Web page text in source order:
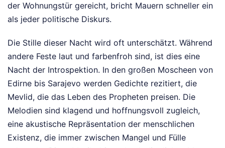
der Wohnungstür gereicht, bricht Mauern schneller ein
als jeder politische Diskurs.
Die Stille dieser Nacht wird oft unterschätzt. Während
andere Feste laut und farbenfroh sind, ist dies eine
Nacht der Introspektion. In den großen Moscheen von
Edirne bis Sarajevo werden Gedichte rezitiert, die
Mevlid, die das Leben des Propheten preisen. Die
Melodien sind klagend und hoffnungsvoll zugleich,
eine akustische Repräsentation der menschlichen
Existenz, die immer zwischen Mangel und Fülle